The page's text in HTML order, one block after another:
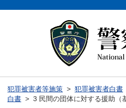
犯罪被害者等施策 > 犯罪被害者白書
白書 > 3 民間の団体に対する援助（